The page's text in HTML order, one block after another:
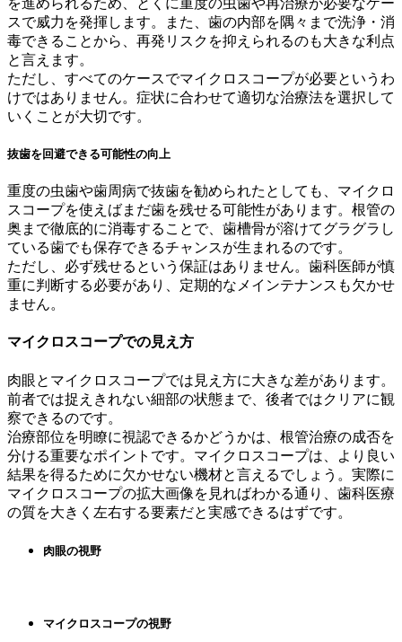
スで威力を発揮します。また、歯の内部を隅々まで洗浄・消
毒できることから、再発リスクを抑えられるのも大きな利点
と言えます。
ただし、すべてのケースでマイクロスコープが必要というわ
けではありません。症状に合わせて適切な治療法を選択して
いくことが大切です。
抜歯を回避できる可能性の向上
重度の虫歯や歯周病で抜歯を勧められたとしても、マイクロ
スコープを使えばまだ歯を残せる可能性があります。根管の
奥まで徹底的に消毒することで、歯槽骨が溶けてグラグラし
ている歯でも保存できるチャンスが生まれるのです。
ただし、必ず残せるという保証はありません。歯科医師が慎
重に判断する必要があり、定期的なメインテナンスも欠かせ
ません。
マイクロスコープでの見え方
肉眼とマイクロスコープでは見え方に大きな差があります。
前者では捉えきれない細部の状態まで、後者ではクリアに観
察できるのです。
治療部位を明瞭に視認できるかどうかは、根管治療の成否を
分ける重要なポイントです。マイクロスコープは、より良い
結果を得るために欠かせない機材と言えるでしょう。実際に
マイクロスコープの拡大画像を見ればわかる通り、歯科医療
の質を大きく左右する要素だと実感できるはずです。
肉眼の視野
マイクロスコープの視野